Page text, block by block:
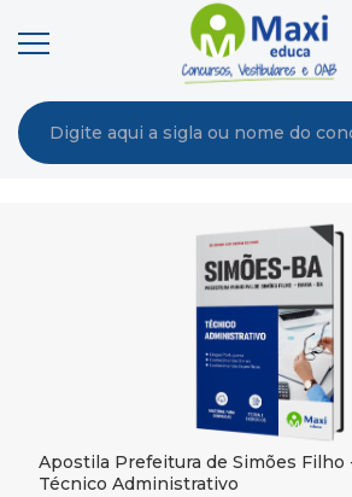
Apostila Prefeitura de Simões Filho
Técnico Administrativo